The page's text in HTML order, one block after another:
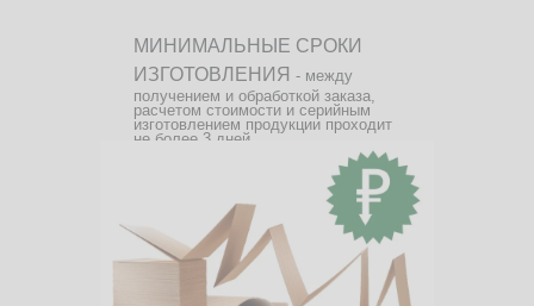
МИНИМАЛЬНЫЕ СРОКИ
ИЗГОТОВЛЕНИЯ - между
получением и обработкой заказа,
расчетом стоимости и серийным
изготовлением продукции проходит
не более 3 дней.